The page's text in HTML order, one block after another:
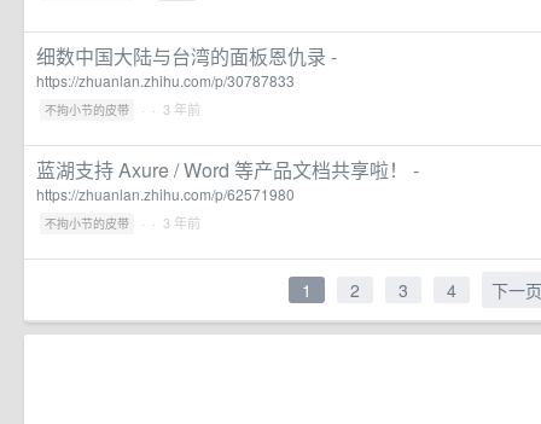
细数中国大陆与台湾的面板恩仇录 -
https://zhuanlan.zhihu.com/p/30787833
不拘小节的皮带 · · 3 年前
蓝湖支持 Axure / Word 等产品文档共享啦！ -
https://zhuanlan.zhihu.com/p/62571980
不拘小节的皮带 · · 3 年前
1 2 3 4 下一页